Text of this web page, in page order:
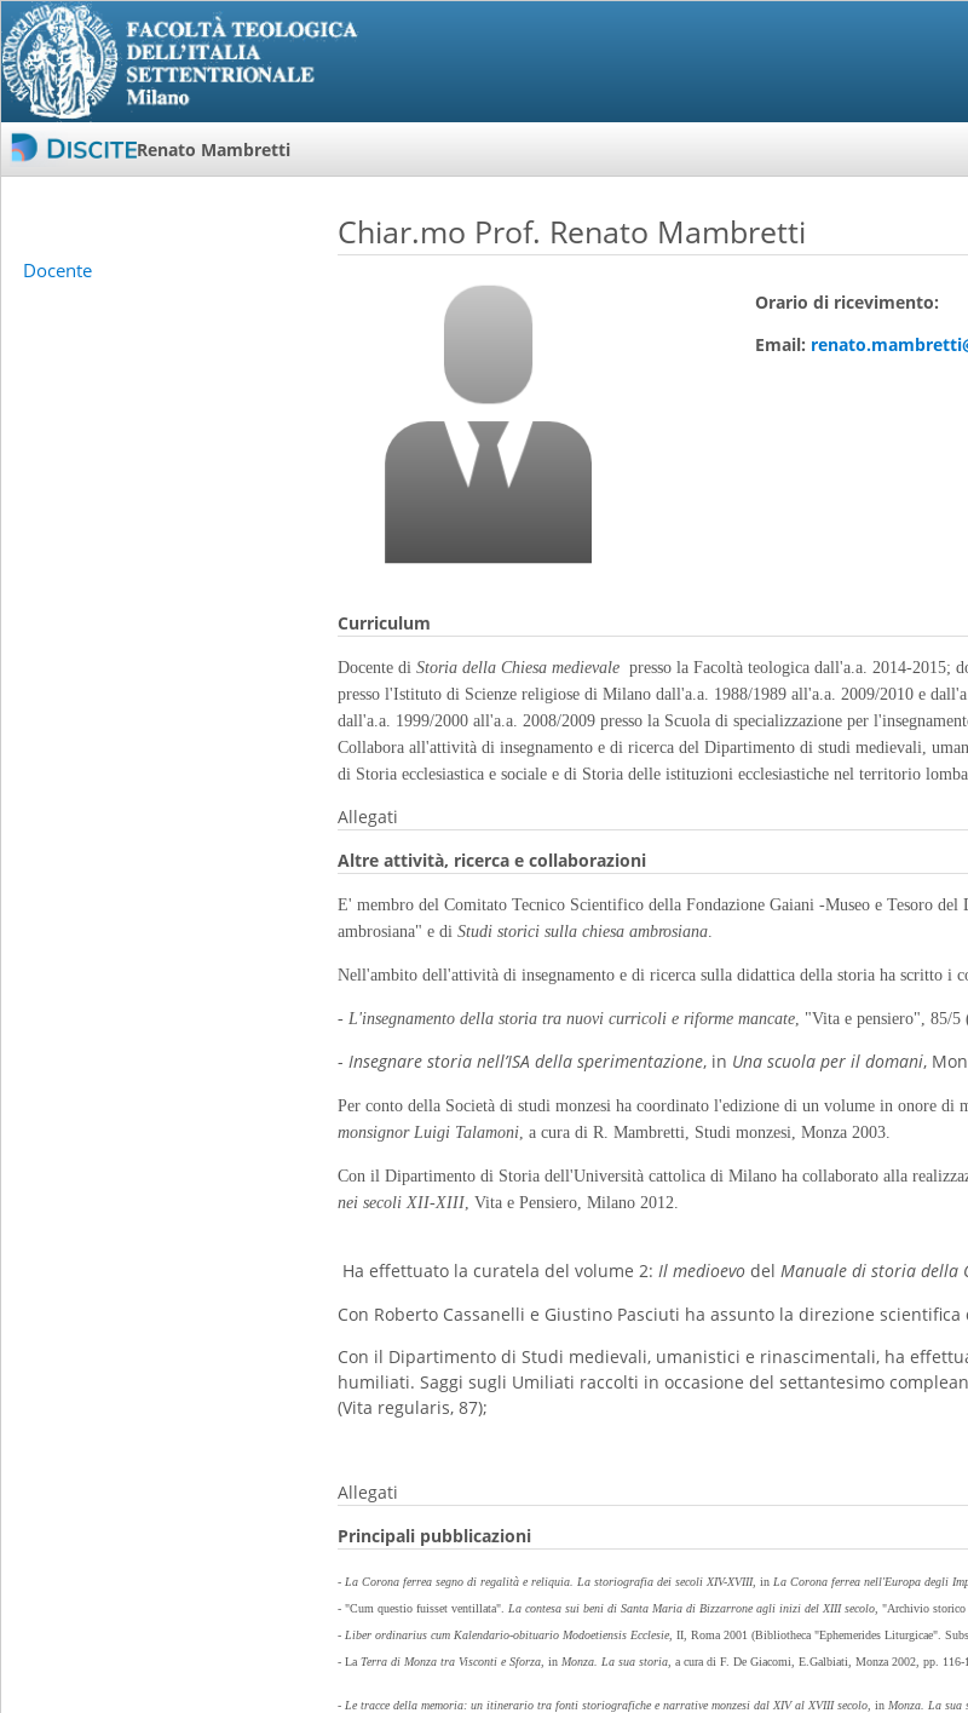
Renato Mambretti
Docente
Chiar.mo Prof. Renato Mambretti
Orario di ricevimento:
Email:
Curriculum
Docente di Storia della Chiesa medievale presso la Facoltà teologica dall'a.a. 2014-2015;
presso l'Istituto di Scienze religiose di Milano dall'a.a. 1988/1989 all'a.a. 2009/2010 e
dall'a.a. 1999/2000 all'a.a. 2008/2009 presso la Scuola di specializzazione per
Collabora all'attività di insegnamento e di ricerca del Dipartimento di studi medievali,
di Storia ecclesiastica e sociale e di Storia delle istituzioni ecclesiastiche nel territorio
Allegati
Altre attività, ricerca e collaborazioni
E' membro del Comitato Tecnico Scientifico della Fondazione Gaiani -Museo e Tesoro
ambrosiana" e di Studi storici sulla chiesa ambrosiana.
Nell'ambito dell'attività di insegnamento e di ricerca sulla didattica della storia ha scritto i
- L'insegnamento della storia tra nuovi curricoli e riforme mancate, "Vita e pensiero", 85/5
- Insegnare storia nell’ISA della sperimentazione, in Una scuola per il domani,
Per conto della Società di studi monzesi ha coordinato l'edizione di un volume in onore
monsignor Luigi Talamoni, a cura di R. Mambretti, Studi monzesi, Monza 2003.
Con il Dipartimento di Storia dell'Università cattolica di Milano ha collaborato alla
nei secoli XII-XIII, Vita e Pensiero, Milano 2012.
Ha effettuato la curatela del volume 2: Il medioevo del Manuale di storia della
Con Roberto Cassanelli e Giustino Pasciuti ha assunto la direzione scientifica
Con il Dipartimento di Studi medievali, umanistici e rinascimentali, ha
humiliati. Saggi sugli Umiliati raccolti in occasione del settantesimo
(Vita regularis, 87);
Allegati
Principali pubblicazioni
- La Corona ferrea segno di regalità e reliquia. La storiografia dei secoli XIV-XVIII, in La Corona ferrea nell'Europa degli
- "Cum questio fuisset ventillata". La contesa sui beni di Santa Maria di Bizzarrone agli inizi del XIII secolo , "Archivio
- Liber ordinarius cum Kalendario-obituario Modoetiensis Ecclesie , II, Roma 2001 (Bibliotheca "Ephemerides Liturgicae".
- La Terra di Monza tra Visconti e Sforza , in Monza. La sua storia , a cura di F. De Giacomi, E.Galbiati, Monza 2002, pp. 116-
- Le tracce della memoria: un itinerario tra fonti storiografiche e narrative monzesi dal XIV al XVIII secolo , in Monza. La sua